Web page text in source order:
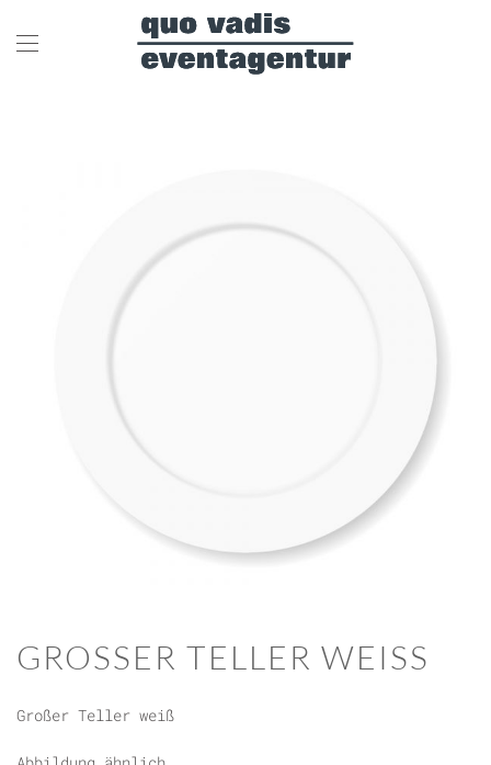
Skip to main content
GROSSER TELLER WEISS
Großer Teller weiß